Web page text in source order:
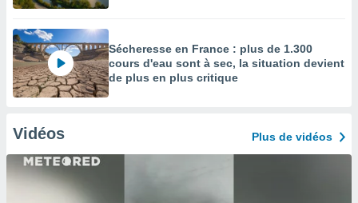
Sécheresse en France : plus de 1.300
cours d'eau sont à sec, la situation devient
de plus en plus critique
Vidéos Plus de vidéos